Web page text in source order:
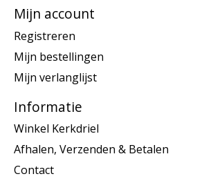
Mijn account
Registreren
Mijn bestellingen
Mijn verlanglijst
Informatie
Winkel Kerkdriel
Afhalen, Verzenden & Betalen
Contact